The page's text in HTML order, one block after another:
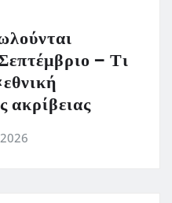
– Τι